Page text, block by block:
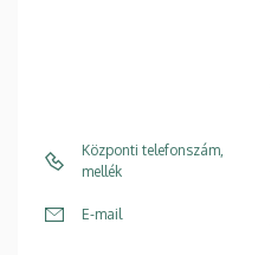
Központi telefonszám,
mellék
E-mail